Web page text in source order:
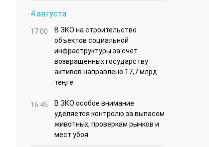
4 августа
17:00
В ЗКО на строительство
объектов социальной
инфраструктуры за счет
возвращенных государству
активов направлено 17,7 млрд
теңге
16:45
В ЗКО особое внимание
уделяется контролю за выпасом
животных, проверкам рынков и
мест убоя